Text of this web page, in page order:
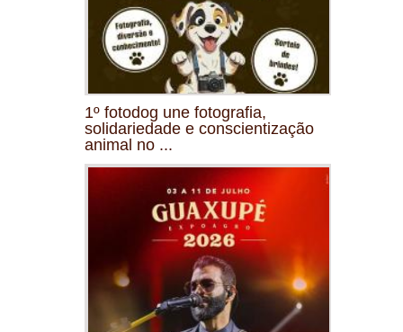
1º fotodog une fotografia,
solidariedade e conscientização
animal no ...